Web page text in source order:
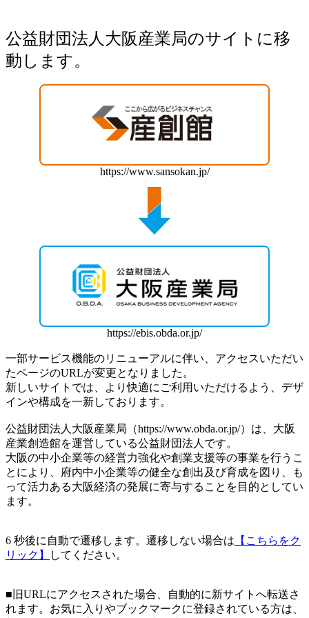
公益財団法人大阪産業局のサイトに移
動します。
https://www.sansokan.jp/
https://ebis.obda.or.jp/
一部サービス機能のリニューアルに伴い、アクセスいただい
たページのURLが変更となりました。
新しいサイトでは、より快適にご利用いただけるよう、デザ
インや構成を一新しております。
公益財団法人大阪産業局（https://www.obda.or.jp/）は、大阪
産業創造館を運営している公益財団法人です。
大阪の中小企業等の経営力強化や創業支援等の事業を行うこ
とにより、府内中小企業等の健全な創出及び育成を図り、も
って活力ある大阪経済の発展に寄与することを目的としてい
ます。
6 秒後に自動で遷移します。遷移しない場合は 【こちらをク
リック】
してください。
■旧URLにアクセスされた場合、自動的に新サイトへ転送さ
れます。お気に入りやブックマークに登録されている方は、